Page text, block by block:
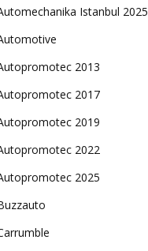
Istanbul 2025
2013
2017
2019
2022
2025